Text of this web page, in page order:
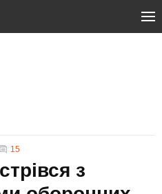
15
з